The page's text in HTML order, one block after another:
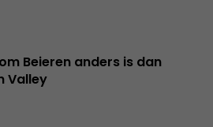
Beieren anders is dan
Valley